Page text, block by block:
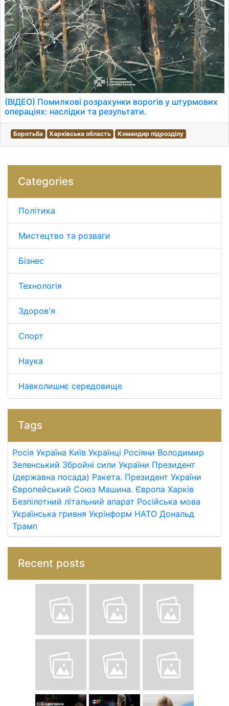
(ВІДЕО) Помилкові розрахунки ворогів у штурмових
операціях: наслідки та результати.
Боротьба Харківська область Командир підрозділу
Categories
Політика
Мистецтво та розваги
Бізнес
Технологія
Здоров'я
Спорт
Наука
Навколишнє середовище
Tags
Росія Україна Київ Українці Росіяни Володимир
Зеленський Збройні сили України Президент
(державна посада) Ракета. Президент України
Європейський Союз Машина. Європа Харків
Безпілотний літальний апарат Російська мова
Українська гривня Укрінформ НАТО Дональд
Трамп
Recent posts